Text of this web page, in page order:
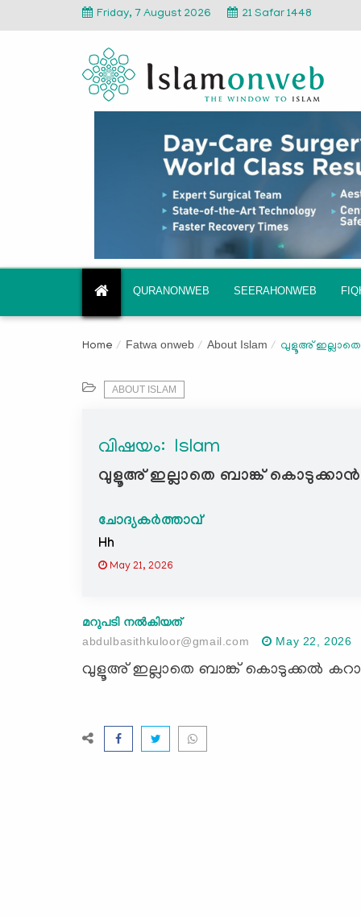
Friday, 7 August 2026 21 Safar 1448
QURANONWEB SEERAHONWEB
Home Fatwa onweb About Islam വുളൂഅ്
ABOUT ISLAM
വിഷയം: ‍ Islam
വുളൂഅ് ഇല്ലാതെ ബാങ്ക് കൊടുക്കാൻ
ചോദ്യകർത്താവ്
Hh
May 21, 2026
മറുപടി നൽകിയത്
abdulbasithkuloor@gmail.com
May 22, 2026
വുളൂഅ് ഇല്ലാതെ ബാങ്ക് കൊടുക്കൽ